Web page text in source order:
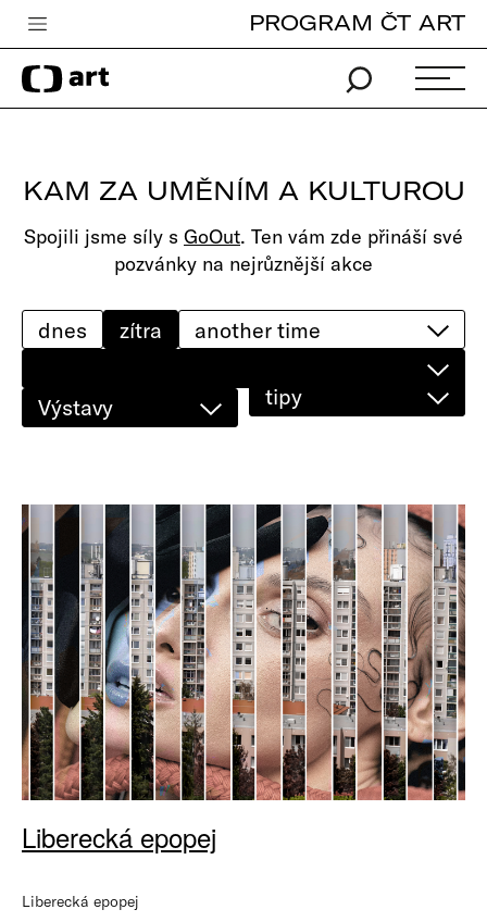
Česká televize
Zpravodajství
iVysílání
TV program
edu
PROGRAM ČT ART
KAM ZA UMĚNÍM A KULTUROU
Spojili jsme síly s GoOut. Ten vám zde přináší své
pozvánky na nejrůznější akce
Výstavy
dnes zítra
tipy
Liberecká epopej
Liberecká epopej